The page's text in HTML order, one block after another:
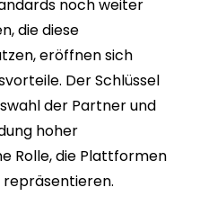
noch weiter
die diese
eröffnen sich
Der Schlüssel
der Partner und
hoher
Rolle, die Plattformen